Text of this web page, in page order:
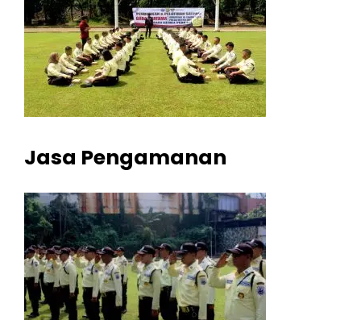
Jasa Pengamanan